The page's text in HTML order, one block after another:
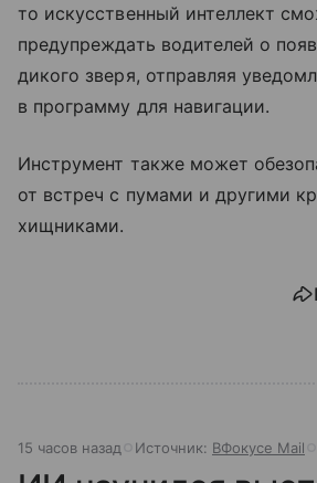
то искусственный интеллект
предупреждать водителей о
дикого зверя, отправляя
в программу для навигации.
Инструмент также может
от встреч с пумами и другими
хищниками.
15 часов назад Источник: ВФокусе Mail